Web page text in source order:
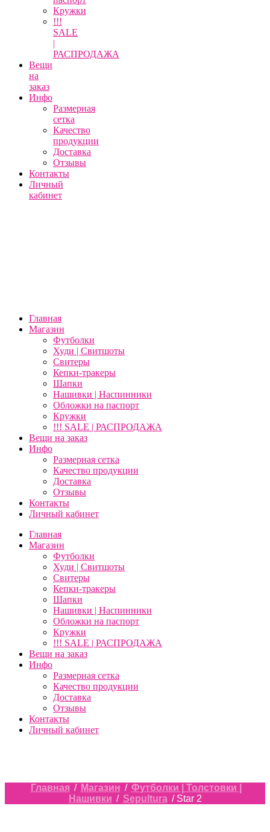
Кружки
!!!
SALE
|
РАСПРОДАЖА
Вещи
на
заказ
Инфо
Размерная
сетка
Качество
продукции
Доставка
Отзывы
Контакты
Личный
кабинет
Главная
Магазин
Футболки
Худи | Свитшоты
Свитеры
Кепки-тракеры
Шапки
Нашивки | Наспинники
Обложки на паспорт
Кружки
!!! SALE | РАСПРОДАЖА
Вещи на заказ
Инфо
Размерная сетка
Качество продукции
Доставка
Отзывы
Контакты
Личный кабинет
Главная
Магазин
Футболки
Худи | Свитшоты
Свитеры
Кепки-тракеры
Шапки
Нашивки | Наспинники
Обложки на паспорт
Кружки
!!! SALE | РАСПРОДАЖА
Вещи на заказ
Инфо
Размерная сетка
Качество продукции
Доставка
Отзывы
Контакты
Личный кабинет
Главная / Магазин / Футболки | Толстовки |
Нашивки / Sepultura / Star 2